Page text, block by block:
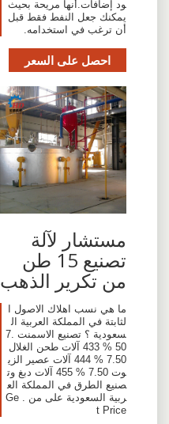
ود إضافات.أنها مريحة بحيث
يمكنك جعل النفط فقط قبل
أن ترغب في استخدامه.
احصل على السعر
مستشار لآلة
تصنيع 15 طن
من تكرير الذهب
ما هي نسب اهلاك الاصول ا
لثابتة في المملكة العربية ال
سعودية ؟ تصنيع الاسمنت 7.
50 % 433 آلات طحن الغلال
7.50 % 444 آلات عصير الزي
وت 7.50 % 455 آلات دبغ وت
صنيع الطرق في المملكة الع
ربية السعودية على من . Ge
t Price